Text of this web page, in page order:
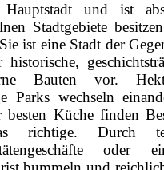
und ist
Stadtgebiete
ist eine Stadt der
Bauten vor.
Parks wechseln
Küche finden
richtige. Durch
oder